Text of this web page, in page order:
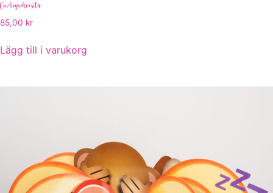
Cowboyrekvisita
85,00 kr
Lägg till i varukorg